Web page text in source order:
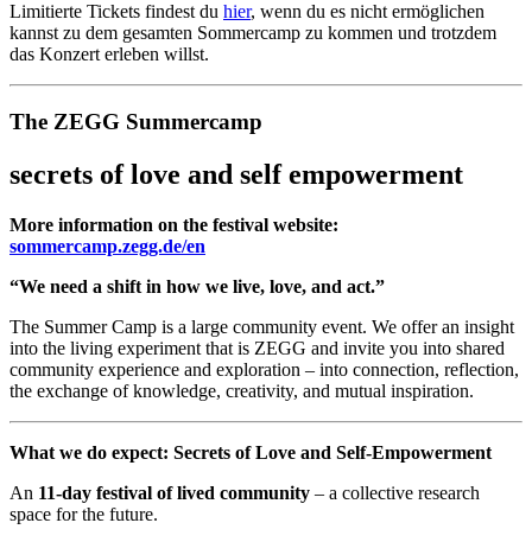
Limitierte Tickets findest du hier, wenn du es nicht ermöglichen
kannst zu dem gesamten Sommercamp zu kommen und trotzdem
das Konzert erleben willst.
The ZEGG Summercamp
secrets of love and self empowerment
More information on the festival website:
sommercamp.zegg.de/en
“We need a shift in how we live, love, and act.”
The Summer Camp is a large community event. We offer an insight
into the living experiment that is ZEGG and invite you into shared
community experience and exploration – into connection, reflection,
the exchange of knowledge, creativity, and mutual inspiration.
What we do expect: Secrets of Love and Self-Empowerment
An 11-day festival of lived community – a collective research
space for the future.